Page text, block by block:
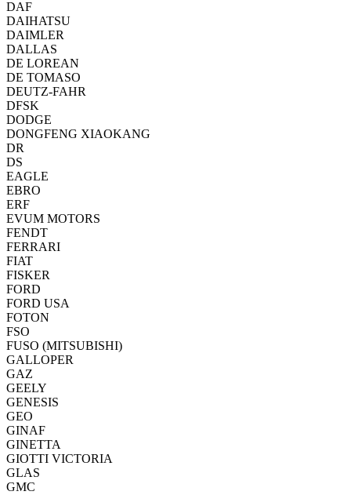
DAF
DAIHATSU
DAIMLER
DALLAS
DE LOREAN
DE TOMASO
DEUTZ-FAHR
DFSK
DODGE
DONGFENG XIAOKANG
DR
DS
EAGLE
EBRO
ERF
EVUM MOTORS
FENDT
FERRARI
FIAT
FISKER
FORD
FORD USA
FOTON
FSO
FUSO (MITSUBISHI)
GALLOPER
GAZ
GEELY
GENESIS
GEO
GINAF
GINETTA
GIOTTI VICTORIA
GLAS
GMC